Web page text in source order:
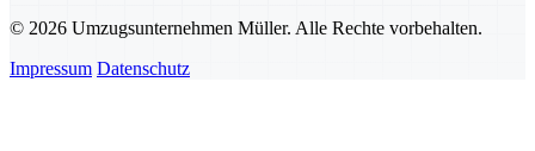
© 2026 Umzugsunternehmen Müller. Alle Rechte vorbehalten.
Impressum Datenschutz